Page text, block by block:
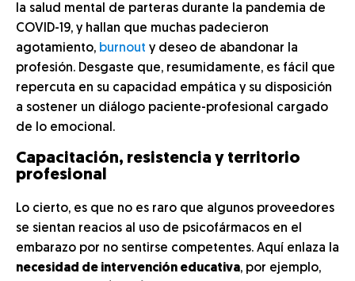
la salud mental de parteras durante la pandemia de
COVID-19, y hallan que muchas padecieron
agotamiento, burnout y deseo de abandonar la
profesión. Desgaste que, resumidamente, es fácil que
repercuta en su capacidad empática y su disposición
a sostener un diálogo paciente-profesional cargado
de lo emocional.
Capacitación, resistencia y territorio
profesional
Lo cierto, es que no es raro que algunos proveedores
se sientan reacios al uso de psicofármacos en el
embarazo por no sentirse competentes. Aquí enlaza la
necesidad de intervención educativa, por ejemplo,